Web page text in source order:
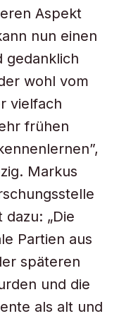
Aspekt
nun einen
gedanklich
wohl vom
vielfach
frühen
Markus
„Die
Partien aus
späteren
und die
als alt und